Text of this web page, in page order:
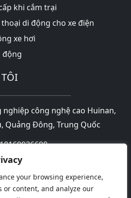
your browsing experience,
or content, and analyze our
khi cắm trại
di động cho xe điện
xe hơi
động
nghiệp công nghệ cao Huinan,
Quảng Đông, Trung Quốc